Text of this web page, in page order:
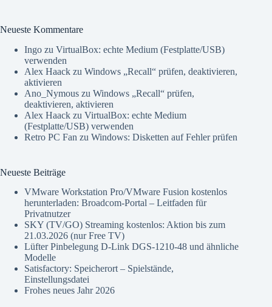
Neueste Kommentare
Ingo zu VirtualBox: echte Medium (Festplatte/USB)
verwenden
Alex Haack zu Windows „Recall“ prüfen, deaktivieren,
aktivieren
Ano_Nymous zu Windows „Recall“ prüfen,
deaktivieren, aktivieren
Alex Haack zu VirtualBox: echte Medium
(Festplatte/USB) verwenden
Retro PC Fan zu Windows: Disketten auf Fehler prüfen
Neueste Beiträge
VMware Workstation Pro/VMware Fusion kostenlos
herunterladen: Broadcom-Portal – Leitfaden für
Privatnutzer
SKY (TV/GO) Streaming kostenlos: Aktion bis zum
21.03.2026 (nur Free TV)
Lüfter Pinbelegung D-Link DGS-1210-48 und ähnliche
Modelle
Satisfactory: Speicherort – Spielstände,
Einstellungsdatei
Frohes neues Jahr 2026